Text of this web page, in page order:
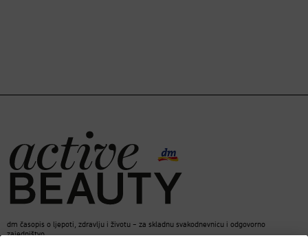
dm časopis o ljepoti, zdravlju i životu – za skladnu svakodnevnicu i odgovorno
zajedništvo.